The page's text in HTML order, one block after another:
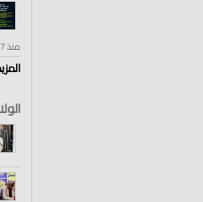
منذ 7 أعوام